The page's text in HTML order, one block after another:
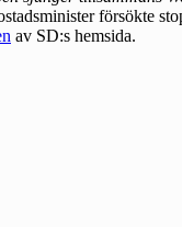
försökte
av SD:s hemsida.